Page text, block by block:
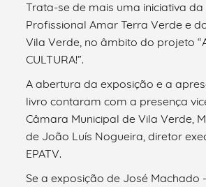
Trata-se de mais uma iniciativa da
Profissional Amar Terra Verde e
Vila Verde, no âmbito do projeto
CULTURA!”.
A abertura da exposição e a
livro contaram com a presença
Câmara Municipal de Vila Verde,
de João Luís Nogueira, diretor
EPATV.
Se a exposição de José